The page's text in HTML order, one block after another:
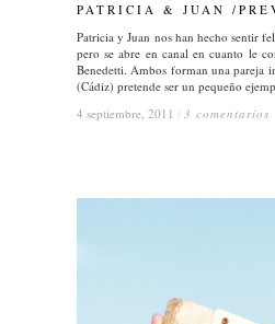
PATRICIA & JUAN /
Patricia y Juan nos han hecho sentir
pero se abre en canal en cuanto le
Benedetti. Ambos forman una pareja
(Cádiz) pretende ser un pequeño
4 septiembre, 2011 / 3 comentarios
PATRICIA & JUAN /
4 septiembre, 2011 / 3 comentarios